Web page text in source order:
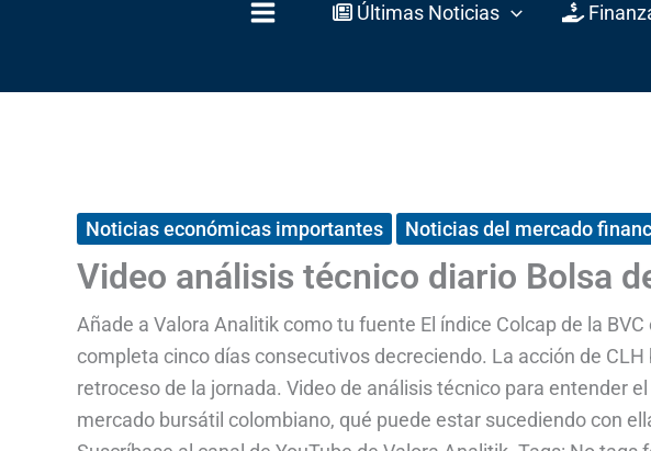
Últimas Noticias
Noticias económicas importantes Noticias del mercado
Video análisis técnico diario Bolsa
Añade a Valora Analitik como tu fuente El índice Colcap de la
completa cinco días consecutivos decreciendo. La acción de
retroceso de la jornada. Video de análisis técnico para entender
mercado bursátil colombiano, qué puede estar sucediendo con